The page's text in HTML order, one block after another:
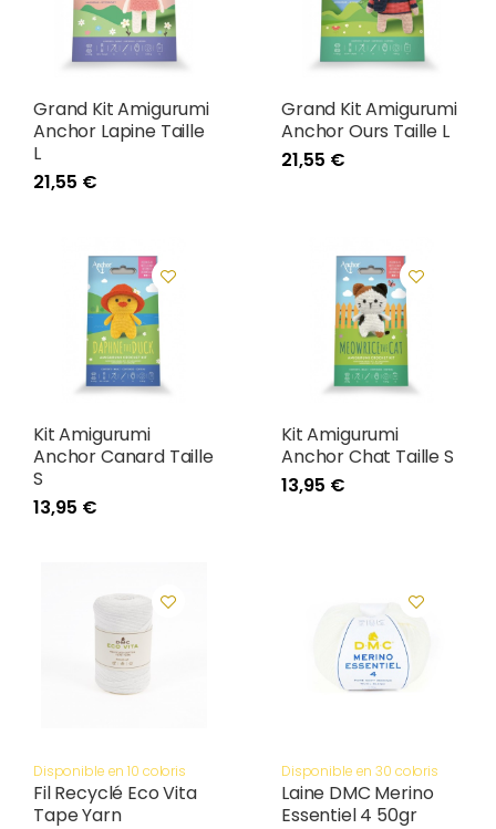
Grand Kit Amigurumi
Anchor Lapine Taille
L
21,55 €
Grand Kit Amigurumi
Anchor Ours Taille L
21,55 €
Kit Amigurumi
Anchor Canard Taille
S
13,95 €
Kit Amigurumi
Anchor Chat Taille S
13,95 €
Disponible en 10 coloris
Fil Recyclé Eco Vita
Tape Yarn
Disponible en 30 coloris
Laine DMC Merino
Essentiel 4 50gr